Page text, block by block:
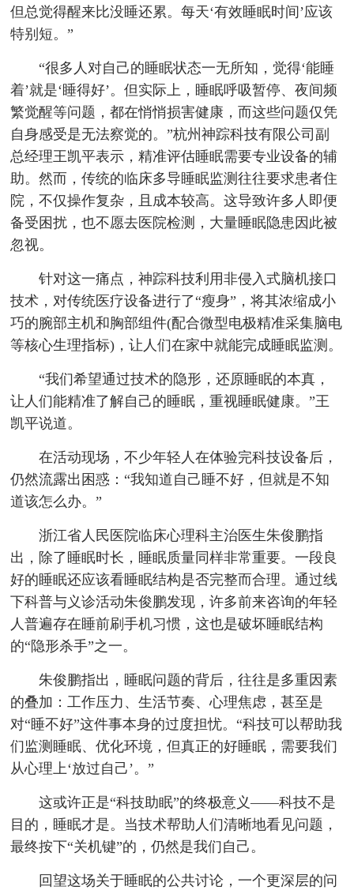
但总觉得醒来比没睡还累。每天‘有效睡眠时间’应该
特别短。”
“很多人对自己的睡眠状态一无所知，觉得‘能睡
着’就是‘睡得好’。但实际上，睡眠呼吸暂停、夜间频
繁觉醒等问题，都在悄悄损害健康，而这些问题仅凭
自身感受是无法察觉的。”杭州神踪科技有限公司副
总经理王凯平表示，精准评估睡眠需要专业设备的辅
助。然而，传统的临床多导睡眠监测往往要求患者住
院，不仅操作复杂，且成本较高。这导致许多人即便
备受困扰，也不愿去医院检测，大量睡眠隐患因此被
忽视。
针对这一痛点，神踪科技利用非侵入式脑机接口
技术，对传统医疗设备进行了“瘦身”，将其浓缩成小
巧的腕部主机和胸部组件(配合微型电极精准采集脑电
等核心生理指标)，让人们在家中就能完成睡眠监测。
“我们希望通过技术的隐形，还原睡眠的本真，
让人们能精准了解自己的睡眠，重视睡眠健康。”王
凯平说道。
在活动现场，不少年轻人在体验完科技设备后，
仍然流露出困惑：“我知道自己睡不好，但就是不知
道该怎么办。”
浙江省人民医院临床心理科主治医生朱俊鹏指
出，除了睡眠时长，睡眠质量同样非常重要。一段良
好的睡眠还应该看睡眠结构是否完整而合理。通过线
下科普与义诊活动朱俊鹏发现，许多前来咨询的年轻
人普遍存在睡前刷手机习惯，这也是破坏睡眠结构
的“隐形杀手”之一。
朱俊鹏指出，睡眠问题的背后，往往是多重因素
的叠加：工作压力、生活节奏、心理焦虑，甚至是
对“睡不好”这件事本身的过度担忧。“科技可以帮助我
们监测睡眠、优化环境，但真正的好睡眠，需要我们
从心理上‘放过自己’。”
这或许正是“科技助眠”的终极意义——科技不是
目的，睡眠才是。当技术帮助人们清晰地看见问题，
最终按下“关机键”的，仍然是我们自己。
回望这场关于睡眠的公共讨论，一个更深层的问